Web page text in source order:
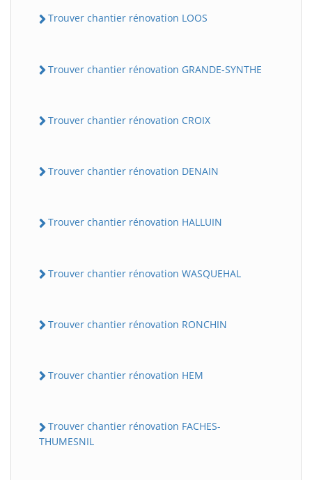
Trouver chantier rénovation LOOS
Trouver chantier rénovation GRANDE-SYNTHE
Trouver chantier rénovation CROIX
Trouver chantier rénovation DENAIN
Trouver chantier rénovation HALLUIN
Trouver chantier rénovation WASQUEHAL
Trouver chantier rénovation RONCHIN
Trouver chantier rénovation HEM
Trouver chantier rénovation FACHES-
THUMESNIL